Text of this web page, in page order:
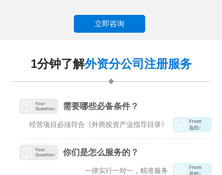
立即咨询
1分钟了解外资分公司注册服务
需要哪些必备条件？
经营项目必须符合《外商投资产业指导目录》
你们是怎么服务的？
一律实行一对一，精准服务